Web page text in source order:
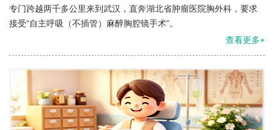
专门跨越两千多公里来到武汉，直奔湖北省肿瘤医院胸外科，要求
接受“自主呼吸（不插管）麻醉胸腔镜手术”。
查看更多+